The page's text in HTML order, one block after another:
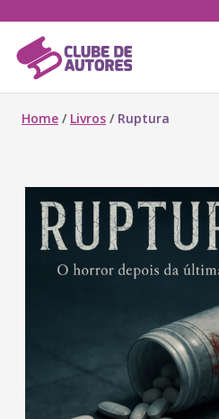
Home / Livros / Ruptura